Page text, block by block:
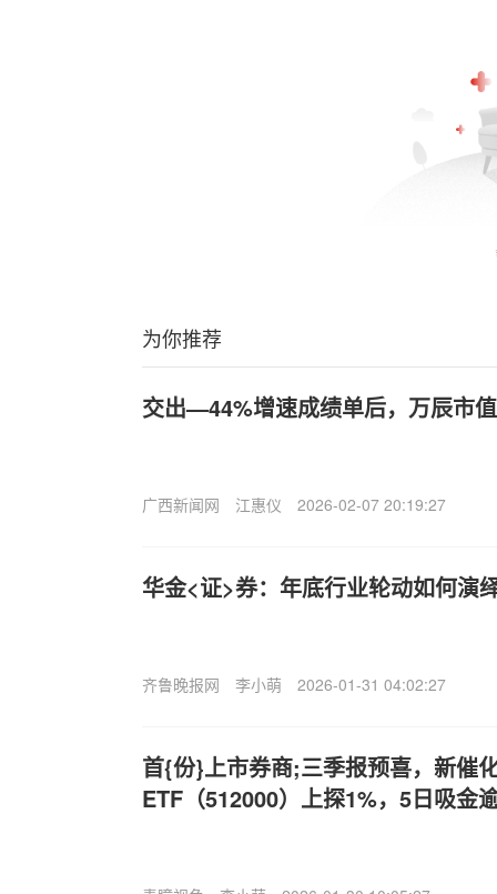
为你推荐
交出—44%增速成绩单后，万辰市
广西新闻网 江惠仪 2026-02-07 20:19:27
华金<证>券：年底行业轮动如何演
齐鲁晚报网 李小萌 2026-01-31 04:02:27
首{份}上市券商;三季报预喜，新催
ETF（512000）上探1%，5日吸金